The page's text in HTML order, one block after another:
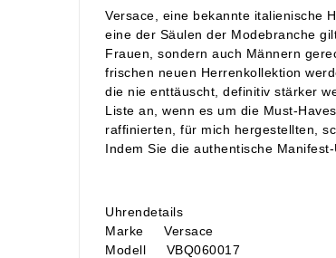
Versace, eine bekannte italienische
eine der Säulen der Modebranche
Frauen, sondern auch Männern
frischen neuen Herrenkollektion
die nie enttäuscht, definitiv stärker
Liste an, wenn es um die Must-
raffinierten, für mich hergestellten,
Indem Sie die authentische
Uhrendetails
Marke Versace
Modell VBQ060017